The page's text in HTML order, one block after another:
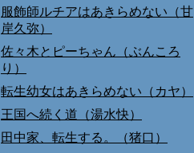
服飾師ルチアはあきらめない（甘
岸久弥）
佐々木とピーちゃん（ぶんころ
り）
転生幼女はあきらめない（カヤ）
王国へ続く道（湯水快）
田中家、転生する。（猪口）